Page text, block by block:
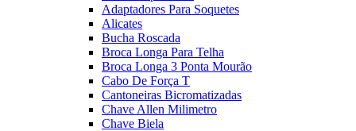
Adaptadores Para Soquetes
Alicates
Bucha Roscada
Broca Longa Para Telha
Broca Longa 3 Ponta Mourão
Cabo De Força T
Cantoneiras Bicromatizadas
Chave Allen Milimetro
Chave Biela